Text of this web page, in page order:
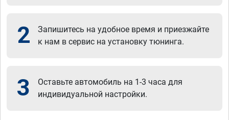
2
Запишитесь на удобное время и приезжайте
к нам в сервис на установку тюнинга.
3
Оставьте автомобиль на 1-3 часа для
индивидуальной настройки.